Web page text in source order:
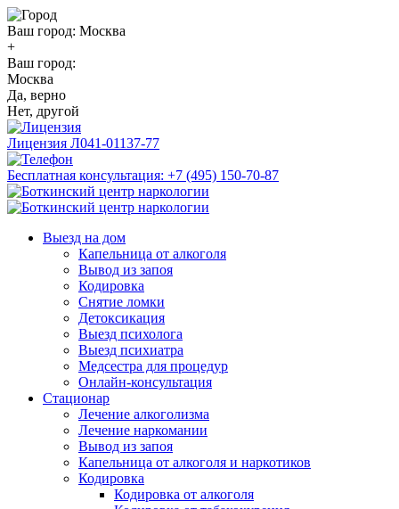
Ваш город: Москва
+
Ваш город:
Москва
Да, верно
Нет, другой
Лицензия Л041-01137-77
Бесплатная консультация: +7 (495) 150-70-87
Выезд на дом
Капельница от алкоголя
Вывод из запоя
Кодировка
Снятие ломки
Детоксикация
Выезд психолога
Выезд психиатра
Медсестра для процедур
Онлайн-консультация
Стационар
Лечение алкоголизма
Лечение наркомании
Вывод из запоя
Капельница от алкоголя и наркотиков
Кодировка
Кодировка от алкоголя